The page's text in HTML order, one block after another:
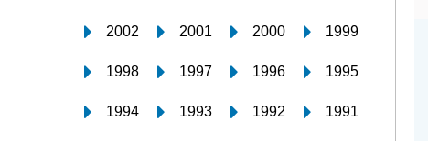
2002 2001 2000 1999
1998 1997 1996 1995
1994 1993 1992 1991